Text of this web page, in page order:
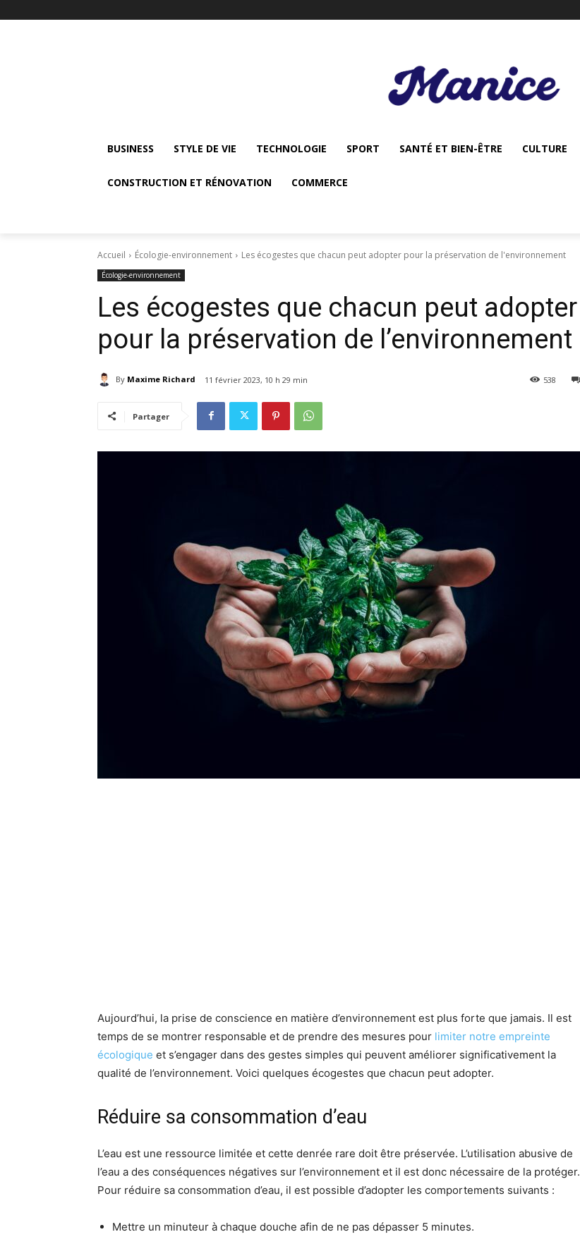
BUSINESS STYLE DE VIE TECHNOLOGIE SPORT SANTÉ ET BIEN-ÊTRE CULTURE
CONSTRUCTION ET RÉNOVATION COMMERCE
Accueil Écologie-environnement Les écogestes que chacun peut adopter pour la préservation de l'environnement
Écologie-environnement
Les écogestes que chacun peut adopter
pour la préservation de l’environnement
By Maxime Richard 11 février 2023, 10 h 29 min 538
Partager
Aujourd’hui, la prise de conscience en matière d’environnement est plus forte que jamais. Il est
temps de se montrer responsable et de prendre des mesures pour limiter notre empreinte
écologique et s’engager dans des gestes simples qui peuvent améliorer significativement la
qualité de l’environnement. Voici quelques écogestes que chacun peut adopter.
Réduire sa consommation d’eau
L’eau est une ressource limitée et cette denrée rare doit être préservée. L’utilisation abusive de
l’eau a des conséquences négatives sur l’environnement et il est donc nécessaire de la protéger.
Pour réduire sa consommation d’eau, il est possible d’adopter les comportements suivants :
Mettre un minuteur à chaque douche afin de ne pas dépasser 5 minutes.